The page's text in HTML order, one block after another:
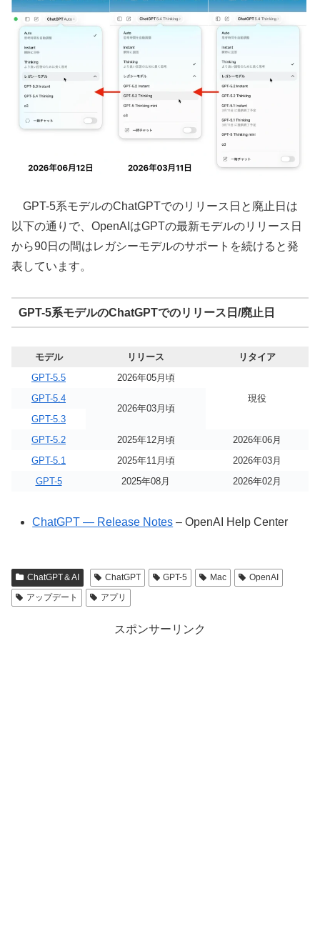
GPT-5系モデルのChatGPTでのリリース日と廃止日は
以下の通りで、OpenAIはGPTの最新モデルのリリース日
から90日の間はレガシーモデルのサポートを続けると発
表しています。
GPT-5系モデルのChatGPTでのリリース日/廃止日
モデル リリース
リタイア
GPT-5.5
2026年05月頃
現役
GPT-5.4
2026年03月頃
GPT-5.3
GPT-5.2
2025年12月頃
2026年06月
GPT-5.1
2025年11月頃
2026年03月
GPT-5
2025年08月 2026年02月
ChatGPT — Release Notes – OpenAI Help Center
ChatGPT＆AI ChatGPT GPT-5 Mac
OpenAI
アップデート
アプリ
スポンサーリンク